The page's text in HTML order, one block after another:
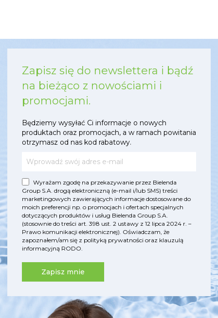
Zapisz się do newslettera i bądź
na bieżąco z nowościami i
promocjami.
Będziemy wysyłać Ci informacje o nowych
produktach oraz promocjach, a w ramach powitania
otrzymasz od nas kod rabatowy.
Wyrażam zgodę na przekazywanie przez Bielenda
Group S.A. drogą elektroniczną (e-mail i/lub SMS) treści
marketingowych zawierających informacje dostosowane do
moich preferencji np. o promocjach i ofertach specjalnych
dotyczących produktów i usług Bielenda Group S.A.
(stosownie do treści art. 398 ust. 2 ustawy z 12 lipca 2024 r. –
Prawo komunikacji elektronicznej). Oświadczam, że
zapoznałem/am się z polityką prywatności oraz klauzulą
informacyjną RODO.
Zapisz mnie